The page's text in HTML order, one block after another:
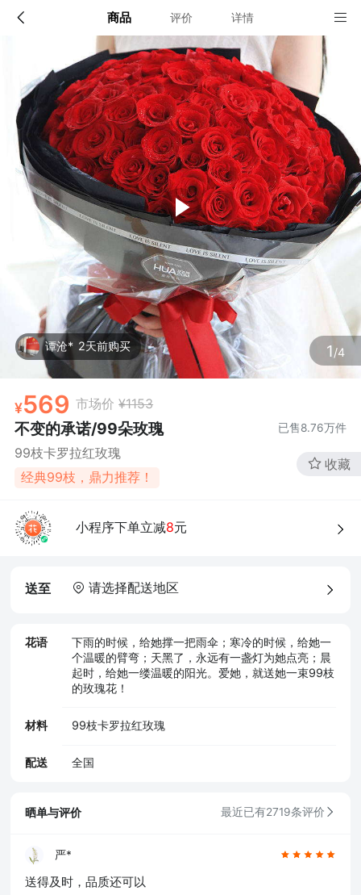
商品 评价 详情
1/4
谭沧* 2天前购买
569 市场价 ¥1153
不变的承诺/99朵玫瑰 已售8.76万件
99枝卡罗拉红玫瑰
经典99枝，鼎力推荐！
收藏
小程序下单立减8元
送至 请选择配送地区
花语
下雨的时候，给她撑一把雨伞；寒冷的时候，给她一
个温暖的臂弯；天黑了，永远有一盏灯为她点亮；晨
起时，给她一缕温暖的阳光。爱她，就送她一束99枝
的玫瑰花！
材料 99枝卡罗拉红玫瑰
配送 全国
配送说明
确定
店铺信息
该地区暂无配送门店
确定
晒单与评价 最近已有2719条评价
严*
送得及时，品质还可以